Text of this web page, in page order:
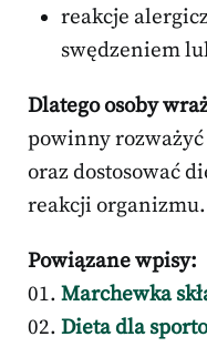
reakcje
swędzeniem
Dlatego osoby
powinny
oraz dostosować
reakcji organizmu.
Powiązane wpisy:
Marchewka
Dieta dla